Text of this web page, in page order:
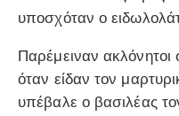
υποσχόταν ο
Παρέμειναν
όταν είδαν τον
υπέβαλε ο βασιλέας